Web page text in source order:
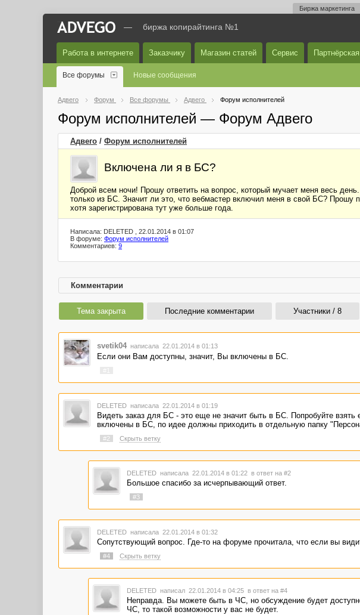
Биржа маркетинга
— биржа копирайтинга №1
Работа в интернете Заказчику Магазин статей Сервис
Все форумы Новые сообщения
Адвего Форум Все форумы Адвего Форум исполнителей
Форум исполнителей — Форум Адвего
Адвего / Форум исполнителей
Включена ли я в БС?
Доброй всем ночи! Прошу ответить на вопрос, который мучает меня весь
только из БС. Значит ли это, что вебмастер включил меня в свой БС? Прошу
хотя зарегистрирована тут уже больше года.
Написала: DELETED , 22.01.2014 в 01:07
В форуме: Форум исполнителей
Комментариев: 9
Комментарии
Тема закрыта Последние комментарии Участники / 8
svetik04 написала 22.01.2014 в 01:13
Если они Вам доступны, значит, Вы включены в БС.
DELETED написала 22.01.2014 в 01:19
Видеть заказ для БС - это еще не значит быть в БС. Попробуйте взять
включены в БС, по идее должны приходить в отдельную папку
#2 Скрыть ветку
DELETED написала 22.01.2014 в 01:22 в ответ на #2
Большое спасибо за исчерпывающий ответ.
#3
DELETED написала 22.01.2014 в 01:32
Сопутствующий вопрос. Где-то на форуме прочитала, что если вы
#4 Скрыть ветку
DELETED написал 22.01.2014 в 04:25 в ответ на #4
Неправда. Вы можете быть в ЧС, но обсуждение будет
ЧС, то такой возможности у вас не будет.